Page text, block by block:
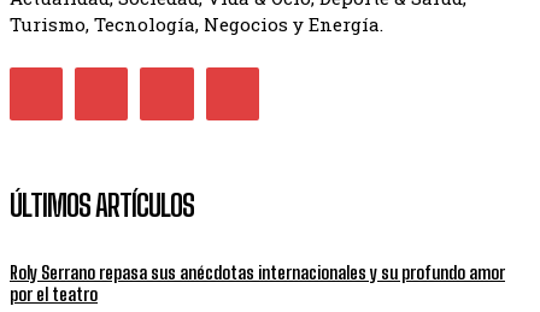
Turismo, Tecnología, Negocios y Energía.
ÚLTIMOS ARTÍCULOS
Roly Serrano repasa sus anécdotas internacionales y su profundo amor
por el teatro